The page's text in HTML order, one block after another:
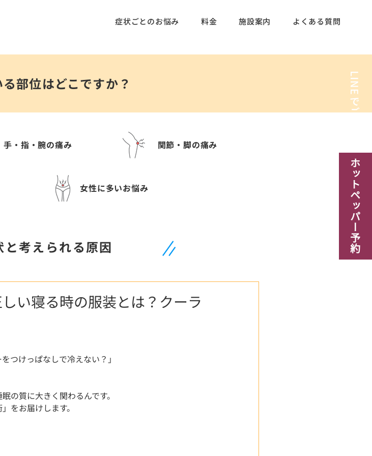
LINE
でご予約
​ホットペッパー予約
症状ごとのお悩み 料金 施設案内 よくある質問
部位はどこですか？
手・指・腕の痛み 関節・脚の痛み
女性に多いお悩み
と考えられる原因
い寝る時の服装とは？クーラ
つけっぱなしで冷えない？」
の質に大きく関わるんです。
をお届けします。